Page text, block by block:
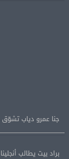
Maleficent